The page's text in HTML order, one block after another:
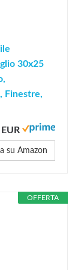
30x25
Finestre,
su Amazon
OFFERTA